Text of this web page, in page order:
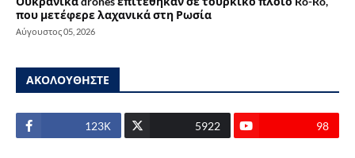
που μετέφερε λαχανικά στη Ρωσία
Αύγουστος 05, 2026
ΑΚΟΛΟΥΘΗΣΤΕ
123Κ 5922 98